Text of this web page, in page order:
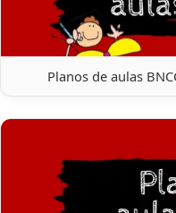
Planos de aulas